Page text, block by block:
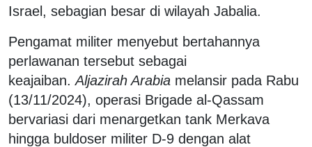
Israel, sebagian besar di wilayah Jabalia.
Pengamat militer menyebut bertahannya
perlawanan tersebut sebagai
keajaiban.Aljazirah Arabia melansir pada Rabu
(13/11/2024), operasi Brigade al-Qassam
bervariasi dari menargetkan tank Merkava
hingga buldoser militer D-9 dengan alat